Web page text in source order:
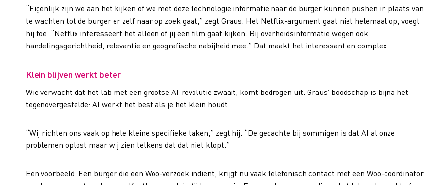
“Eigenlijk zijn we aan het kijken of we met deze technologie informatie naar de burger kunnen pushen in plaats van
te wachten tot de burger er zelf naar op zoek gaat,” zegt Graus. Het Netflix-argument gaat niet helemaal op, voegt
hij toe. “Netflix interesseert het alleen of jij een film gaat kijken. Bij overheidsinformatie wegen ook
handelingsgerichtheid, relevantie en geografische nabijheid mee.” Dat maakt het interessant en complex.
Klein blijven werkt beter
Wie verwacht dat het lab met een grootse AI-revolutie zwaait, komt bedrogen uit. Graus’ boodschap is bijna het
tegenovergestelde: AI werkt het best als je het klein houdt.
“Wij richten ons vaak op hele kleine specifieke taken,” zegt hij. “De gedachte bij sommigen is dat AI al onze
problemen oplost maar wij zien telkens dat dat niet klopt.”
Een voorbeeld. Een burger die een Woo-verzoek indient, krijgt nu vaak telefonisch contact met een Woo-coördinator